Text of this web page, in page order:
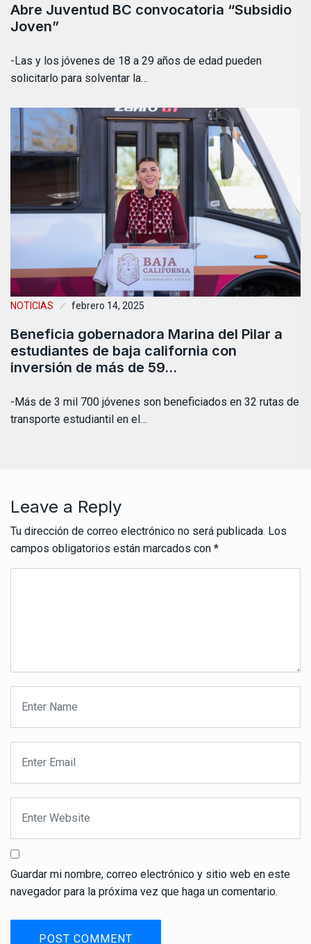
Abre Juventud BC convocatoria “Subsidio
Joven”
-Las y los jóvenes de 18 a 29 años de edad pueden
solicitarlo para solventar la…
NOTICIAS febrero 14, 2025
Beneficia gobernadora Marina del Pilar a
estudiantes de baja california con
inversión de más de 59…
-Más de 3 mil 700 jóvenes son beneficiados en 32 rutas de
transporte estudiantil en el…
Leave a Reply
Tu dirección de correo electrónico no será publicada. Los
campos obligatorios están marcados con *
Guardar mi nombre, correo electrónico y sitio web en este
navegador para la próxima vez que haga un comentario.